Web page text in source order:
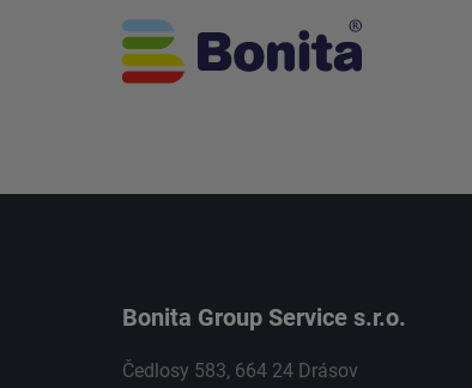
Bonita Group Service s.r.o.
Čedlosy 583, 664 24 Drásov